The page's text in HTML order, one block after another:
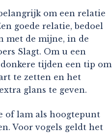
om een relatie
goede relatie, bedoel
met de mijne, in de
Slagt. Om u een
tijden een tip om
te zetten en het
glans te geven.
of lam als hoogtepunt
Voor vogels geldt het